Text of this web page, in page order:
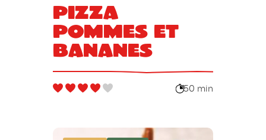
Pizza
pommes et
bananes
50 min